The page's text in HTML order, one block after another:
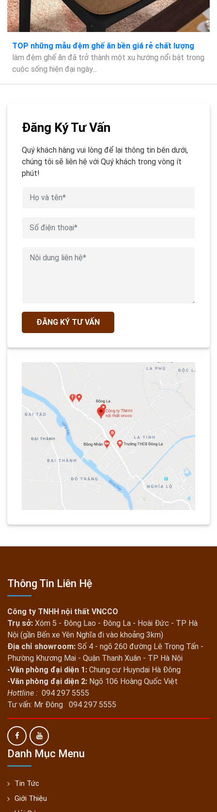
TOP những mẫu đệm ghế ăn bền giá rẻ chất lượng
làm đệm ghế ăn đã trở thành một xu hướng nổi bật trong
cuộc sống hiện đại ngày...
Đăng Ký Tư Vấn
Quý khách hàng vui lòng để lại thông tin bên dưới,
chúng tôi sẽ liên hệ với Quý khách trong vòng ít
phút!
ĐĂNG KÝ TƯ VẤN
Thông Tin Liên Hệ
Công ty TNHH nội thất VNCCO
Trụ sở: Xóm 5 - Đông Lao - Đông La - Hoài Đức - TP Hà
Nội (gần Bến xe Yên Nghĩa đi vào khoảng 3km)
Địa chỉ showroom: Số 4 - ngõ 260 đường Lê Trọng Tấn -
Phường Khương Mai - Quận Thanh Xuân - TP Hà Nội
-Văn phòng đại diện 1: Chung cư Huyndai Hà Đông
-Văn phòng đại diện 2: Ngõ 106 Hoàng Quốc Việt
Hottline : 094 297 5555
Tư vấn: Mr Đông 094 297 5555
Danh Mục Menu
Tin Tức
Giới Thiệu